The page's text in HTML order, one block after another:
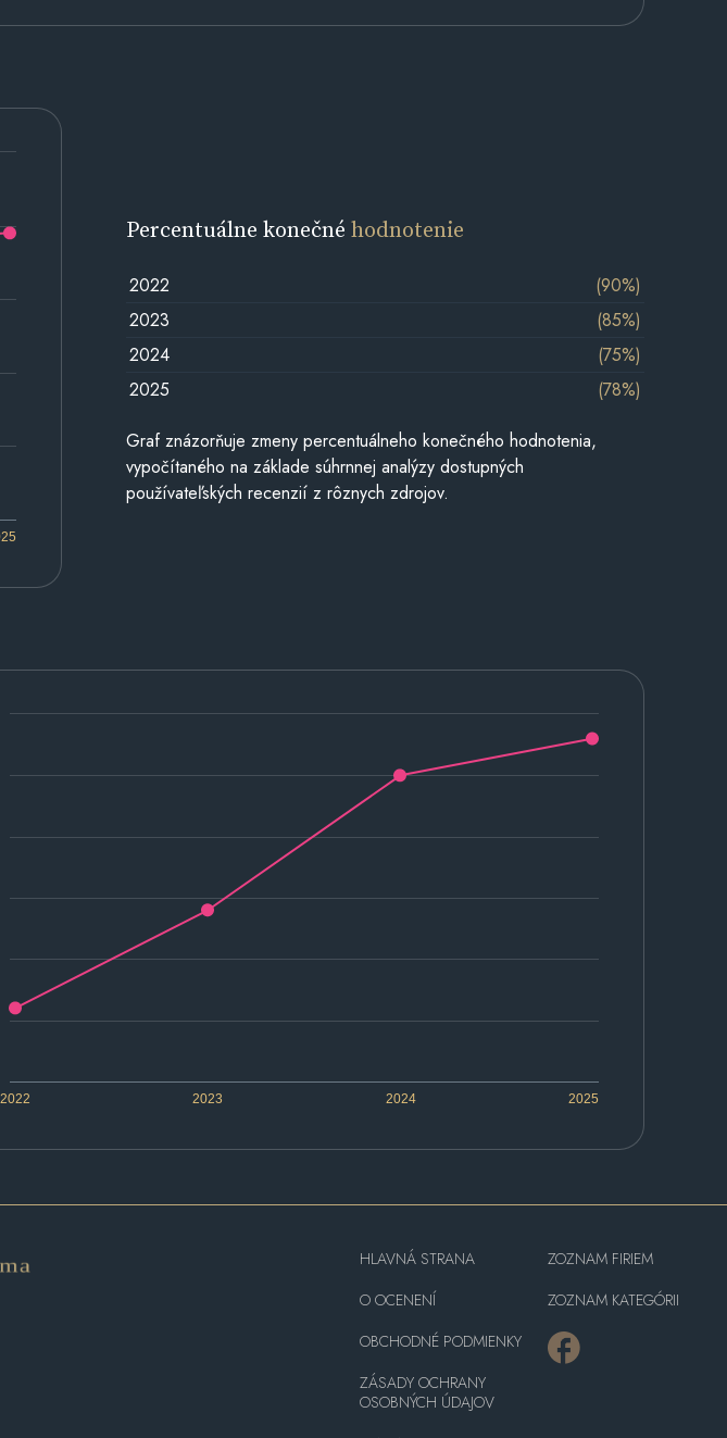
Percentuálne konečnéhodnotenie
2022
(90%)
2023
(85%)
2024
(75%)
2025
(78%)
Graf znázorňuje zmeny percentuálneho konečného hodnotenia,
vypočítaného na základe súhrnnej analýzy dostupných
používateľských recenzií z rôznych zdrojov.
2022 2023 2024 2025
HLAVNÁ STRANA
O OCENENÍ
OBCHODNÉ PODMIENKY
ZÁSADY OCHRANY
OSOBNÝCH ÚDAJOV
ZOZNAM FIRIEM
ZOZNAM KATEGÓRII